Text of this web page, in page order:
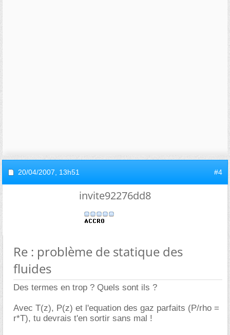
20/04/2007, 13h51 #4
invite92276dd8
Re : problème de statique des
fluides
Des termes en trop ? Quels sont ils ?
Avec T(z), P(z) et l'equation des gaz parfaits (P/rho =
r*T), tu devrais t'en sortir sans mal !